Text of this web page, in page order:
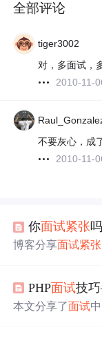
全部评论
tiger3002
对，多面试，
2010-11-
不要灰心，成
2010-11-
你面试紧张
博客分享面试紧张
做模拟面试，强调
死循环。
PHP面试技
本文分享了面试